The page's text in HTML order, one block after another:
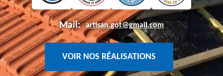
Mail: artisan.got@gmail.com
VOIR NOS RÉALISATIONS